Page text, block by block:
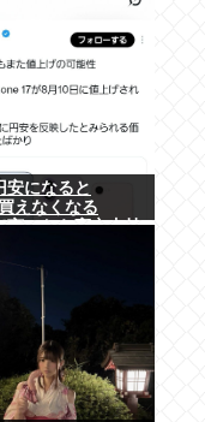
安になると
えなくなる
言ったら高市支持
うだよな